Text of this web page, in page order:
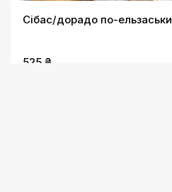
Сібас/дорадо по-ельзаськи
525 ₴